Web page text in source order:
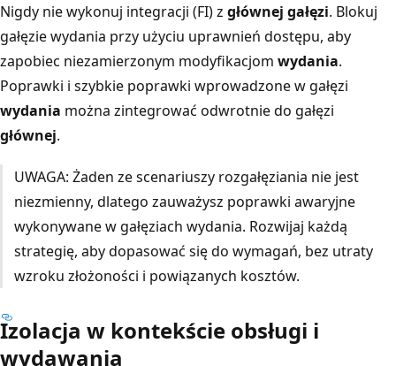
Nigdy nie wykonuj integracji (FI) z głównej gałęzi. Blokuj
gałęzie wydania przy użyciu uprawnień dostępu, aby
zapobiec niezamierzonym modyfikacjom wydania.
Poprawki i szybkie poprawki wprowadzone w gałęzi
wydania można zintegrować odwrotnie do gałęzi
głównej.
UWAGA: Żaden ze scenariuszy rozgałęziania nie jest
niezmienny, dlatego zauważysz poprawki awaryjne
wykonywane w gałęziach wydania. Rozwijaj każdą
strategię, aby dopasować się do wymagań, bez utraty
wzroku złożoności i powiązanych kosztów.
Izolacja w kontekście obsługi i
wydawania